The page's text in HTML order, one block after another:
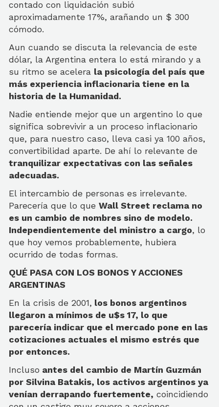
contado con liquidación subió
aproximadamente 17%, arañando un $ 300
cómodo.
Aun cuando se discuta la relevancia de este
dólar, la Argentina entera lo está mirando y a
su ritmo se acelera la psicología del país que
más experiencia inflacionaria tiene en la
historia de la Humanidad.
Nadie entiende mejor que un argentino lo que
significa sobrevivir a un proceso inflacionario
que, para nuestro caso, lleva casi ya 100 años,
convertibilidad aparte. De ahí lo relevante de
tranquilizar expectativas con las señales
adecuadas.
El intercambio de personas es irrelevante.
Parecería que lo que Wall Street reclama no
es un cambio de nombres sino de modelo.
Independientemente del ministro a cargo, lo
que hoy vemos probablemente, hubiera
ocurrido de todas formas.
QUÉ PASA CON LOS BONOS Y ACCIONES
ARGENTINAS
En la crisis de 2001, los bonos argentinos
llegaron a mínimos de u$s 17, lo que
parecería indicar que el mercado pone en las
cotizaciones actuales el mismo estrés que
por entonces.
Incluso antes del cambio de Martín Guzmán
por Silvina Batakis, los activos argentinos ya
venían derrapando fuertemente, coincidiendo